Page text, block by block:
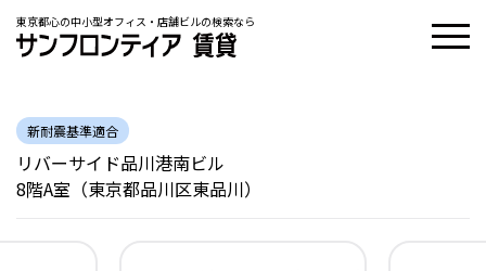
東京都心の中小型オフィス・店舗ビルの検索なら
新耐震基準適合
リバーサイド品川港南ビル
8階A室（東京都品川区東品川）